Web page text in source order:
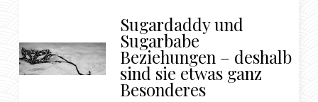
Sugardaddy und
Sugarbabe
Beziehungen – deshalb
sind sie etwas ganz
Besonderes